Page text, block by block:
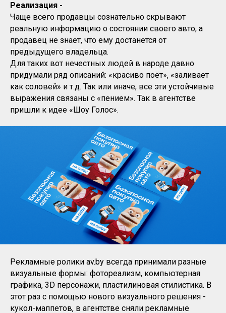
Реализация -
Чаще всего продавцы сознательно скрывают
реальную информацию о состоянии своего авто, а
продавец не знает, что ему достанется от
предыдущего владельца.
Для таких вот нечестных людей в народе давно
придумали ряд описаний: «красиво поёт», «заливает
как соловей» и т.д. Так или иначе, все эти устойчивые
выражения связаны с «пением». Так в агентстве
пришли к идее «Шоу Голос».
Рекламные ролики av.by всегда принимали разные
визуальные формы: фотореализм, компьютерная
графика, 3D персонажи, пластилиновая стилистика. В
этот раз с помощью нового визуального решения -
кукол-маппетов, в агентстве сняли рекламные